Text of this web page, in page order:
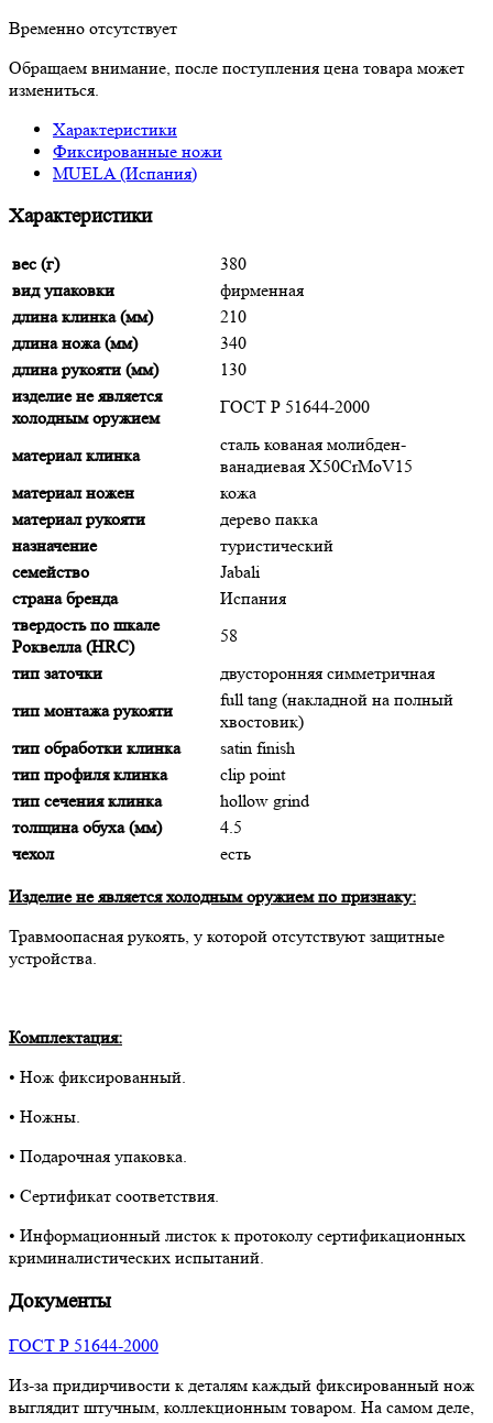
Временно отсутствует
Обращаем внимание, после поступления цена товара может
измениться.
Характеристики
Фиксированные ножи
MUELA (Испания)
Характеристики
вес (г)
380
вид упаковки
фирменная
длина клинка (мм)
210
длина ножа (мм)
340
длина рукояти (мм)
130
изделие не является
холодным оружием
ГОСТ Р 51644-2000
материал клинка
сталь кованая молибден-
ванадиевая X50CrMoV15
материал ножен
кожа
материал рукояти
дерево пакка
назначение
туристический
семейство
Jabali
страна бренда
Испания
твердость по шкале
Роквелла (HRC)
58
тип заточки
двусторонняя симметричная
тип монтажа рукояти
full tang (накладной на полный
хвостовик)
тип обработки клинка
satin finish
тип профиля клинка
clip point
тип сечения клинка
hollow grind
толщина обуха (мм)
4.5
чехол
есть
Изделие не является холодным оружием по признаку:
Травмоопасная рукоять, у которой отсутствуют защитные
устройства.
Комплектация:
• Нож фиксированный.
• Ножны.
• Подарочная упаковка.
• Сертификат соответствия.
• Информационный листок к протоколу сертификационных
криминалистических испытаний.
Документы
ГОСТ Р 51644-2000
Из-за придирчивости к деталям каждый фиксированный нож
выглядит штучным, коллекционным товаром. На самом деле,